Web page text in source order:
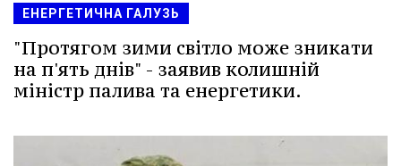
ЕНЕРГЕТИЧНА ГАЛУЗЬ
"Протягом зими світло може зникати
на п'ять днів" - заявив колишній
міністр палива та енергетики.